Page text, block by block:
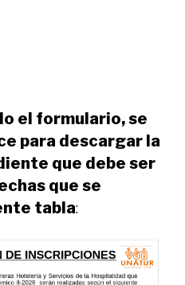
el formulario, se
para descargar la
que debe ser
que se
tabla: